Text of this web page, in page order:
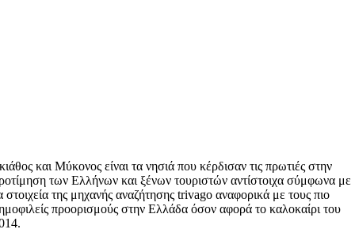
και Μύκονος είναι τα νησιά που κέρδισαν τις πρωτιές στην
των Ελλήνων και ξένων τουριστών αντίστοιχα σύμφωνα με
στοιχεία της μηχανής αναζήτησης trivago αναφορικά με τους πιο
προορισμούς στην Ελλάδα όσον αφορά το καλοκαίρι του